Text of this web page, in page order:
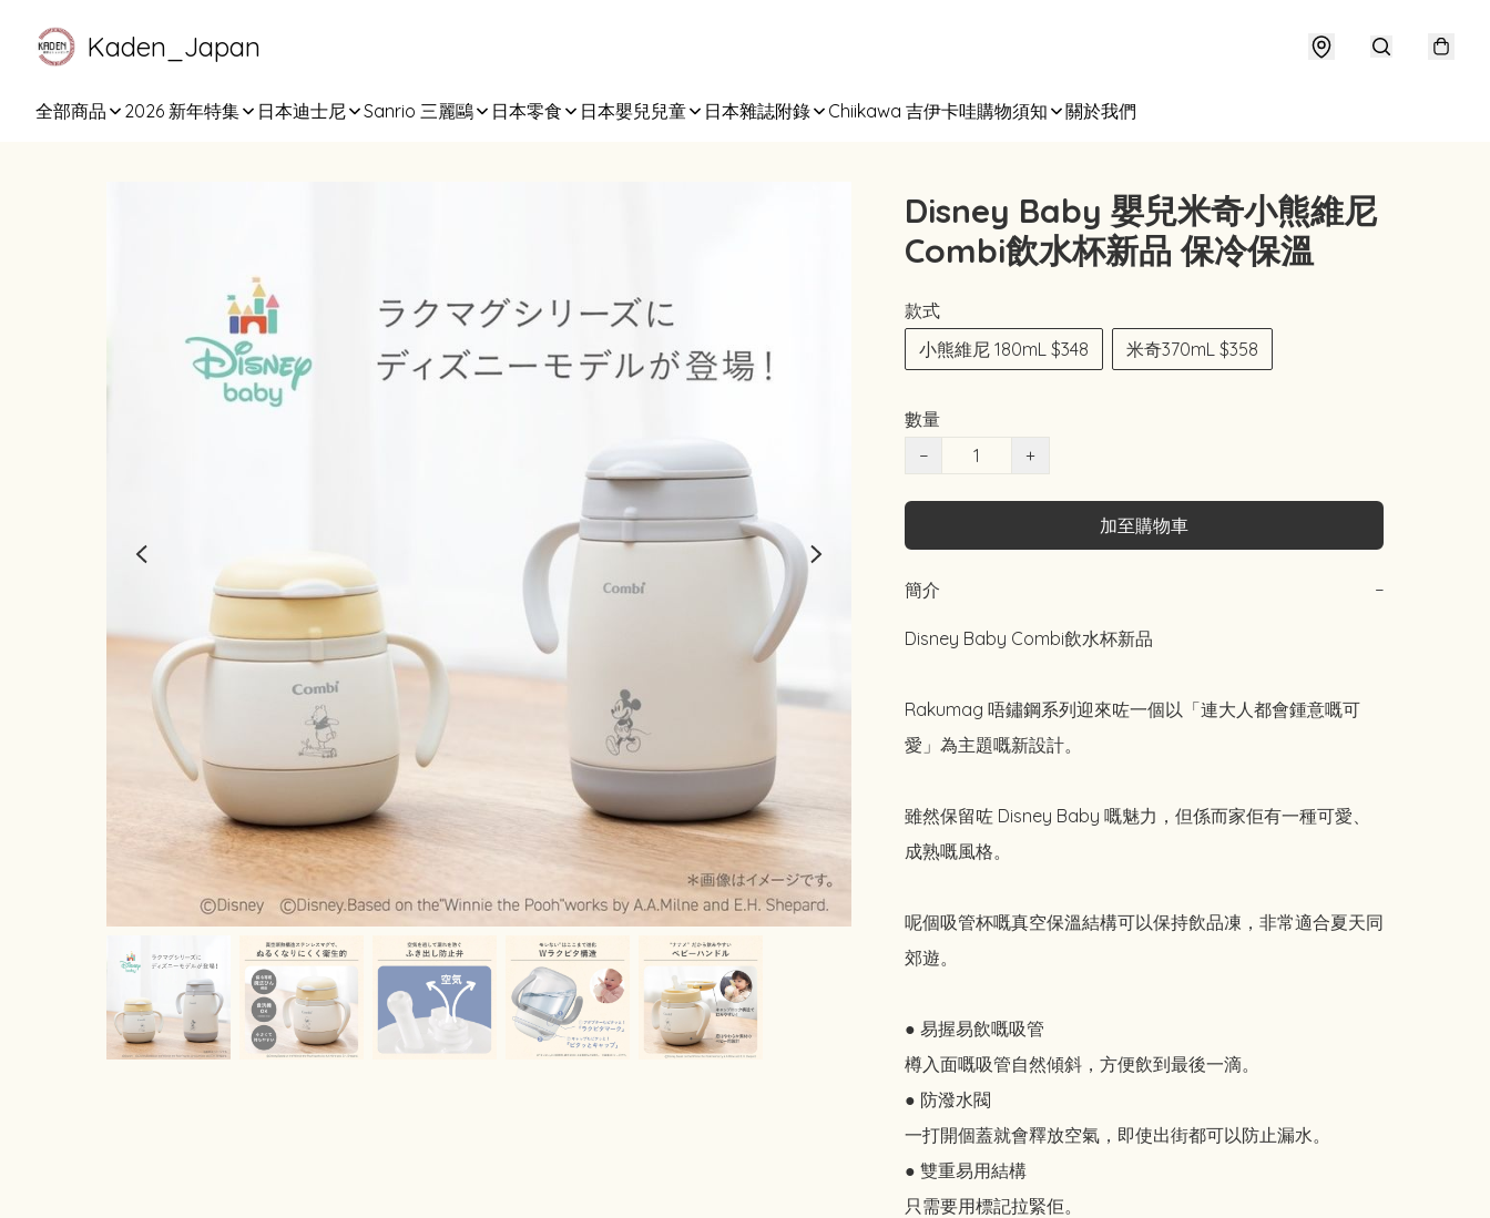
Kaden_Japan
全部商品 2026 新年特集 日本迪士尼 Sanrio 三麗鷗 日本零食 日本嬰兒兒童 日本雜誌附錄 Chiikawa 吉伊卡哇購物須知 關於我們
Disney Baby 嬰兒米奇小熊維尼
Combi飲水杯新品 保冷保溫
款式
小熊維尼 180mL $348
米奇370mL $358
數量
−
+
加至購物車
簡介 −
Disney Baby Combi飲水杯新品
Rakumag 唔鏽鋼系列迎來咗一個以「連大人都會鍾意嘅可
愛」為主題嘅新設計。
雖然保留咗 Disney Baby 嘅魅力，但係而家佢有一種可愛、
成熟嘅風格。
呢個吸管杯嘅真空保溫結構可以保持飲品凍，非常適合夏天同
郊遊。
● 易握易飲嘅吸管
樽入面嘅吸管自然傾斜，方便飲到最後一滴。
● 防潑水閥
一打開個蓋就會釋放空氣，即使出街都可以防止漏水。
● 雙重易用結構
只需要用標記拉緊佢。